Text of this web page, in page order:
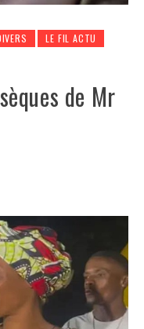
LE FIL ACTU
de Mr